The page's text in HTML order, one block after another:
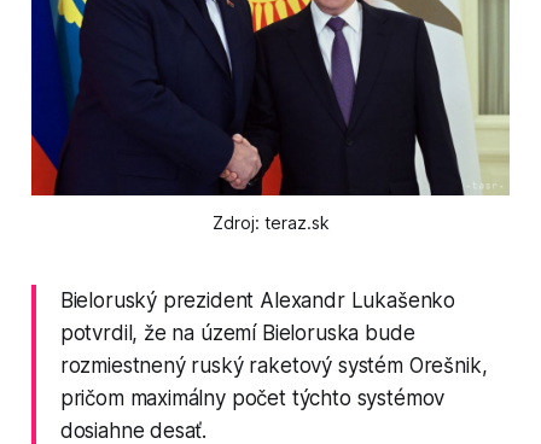
Zdroj: teraz.sk
Bieloruský prezident Alexandr Lukašenko
potvrdil, že na území Bieloruska bude
rozmiestnený ruský raketový systém Orešnik,
pričom maximálny počet týchto systémov
dosiahne desať.